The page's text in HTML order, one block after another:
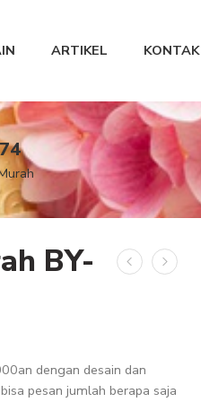
ARTIKEL KONTAK
BY-
dengan desain dan
pesan jumlah berapa saja